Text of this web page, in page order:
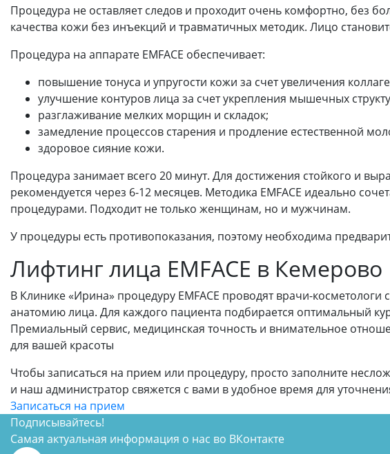
Процедура не оставляет следов и проходит очень комфортно,
качества кожи без инъекций и травматичных методик. Лицо
Процедура на аппарате EMFACE обеспечивает:
повышение тонуса и упругости кожи за счет увеличения
улучшение контуров лица за счет укрепления мышечных
разглаживание мелких морщин и складок;
замедление процессов старения и продление естественной
здоровое сияние кожи.
Процедура занимает всего 20 минут. Для достижения стойкого и
рекомендуется через 6-12 месяцев. Методика EMFACE идеально
процедурами. Подходит не только женщинам, но и мужчинам.
У процедуры есть противопоказания, поэтому необходима
Лифтинг лица EMFACE в Кемерово
В Клинике «Ирина» процедуру EMFACE проводят врачи-
анатомию лица. Для каждого пациента подбирается оптимальный
Премиальный сервис, медицинская точность и внимательное
для вашей красоты
Чтобы записаться на прием или процедуру, просто заполните
и наш администратор свяжется с вами в удобное время для
Записаться на прием
Подписывайтесь!
Самая актуальная информация о нас во ВКонтакте